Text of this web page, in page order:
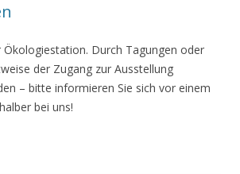
Ökologiestation. Durch Tagungen oder
der Zugang zur Ausstellung
– bitte informieren Sie sich vor einem
bei uns!